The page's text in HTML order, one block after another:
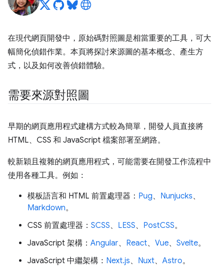
在現代網頁開發中，原始碼對照圖是相當重要的工具，可大
幅簡化偵錯作業。本頁將探討來源圖的基本概念、產生方
式，以及如何改善偵錯體驗。
需要來源對照圖
早期的網頁應用程式建構方式較為簡單，開發人員直接將
HTML、CSS 和 JavaScript 檔案部署至網路。
較新穎且複雜的網頁應用程式，可能需要在開發工作流程中
使用各種工具。例如：
模板語言和 HTML 前置處理器： Pug、 Nunjucks、
Markdown。
CSS 前置處理器： SCSS、 LESS、 PostCSS。
JavaScript 架構： Angular、 React、 Vue、 Svelte。
JavaScript 中繼架構： Next.js、 Nuxt、 Astro。